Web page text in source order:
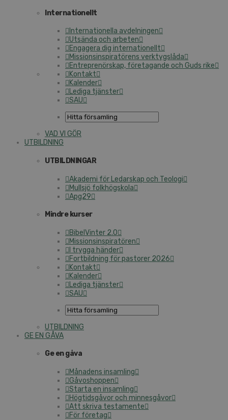
Internationellt
Internationella avdelningen
Utsända och arbeten
Engagera dig internationellt
Missionsinspiratörens verktygslåda
Entreprenörskap, företagande och Guds rike
Kontakt
Kalender
Lediga tjänster
SAU
VAD VI GÖR
UTBILDNING
UTBILDNINGAR
Akademi för Ledarskap och Teologi
Mullsjö folkhögskola
Apg29
Mindre kurser
BibelVinter 2.0
Missionsinspiratören
I trygga händer
Fortbildning för pastorer 2026
Kontakt
Kalender
Lediga tjänster
SAU
UTBILDNING
GE EN GÅVA
Ge en gåva
Månadens insamling
Gåvoshoppen
Starta en insamling
Högtidsgåvor och minnesgåvor
Att skriva testamente
För företag